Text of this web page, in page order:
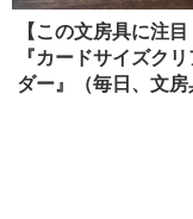
【この文房具に注目
『カードサイズク
ダー』（毎日、文房